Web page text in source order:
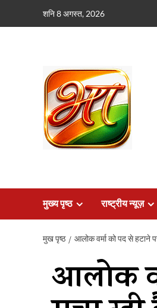
शनि 8 अगस्त, 2026
मुख्य पृष्ठ राष्ट्रीय न्यूज़
मुख पृष्ठ आलोक वर्मा को पद से हटाने
आलोक